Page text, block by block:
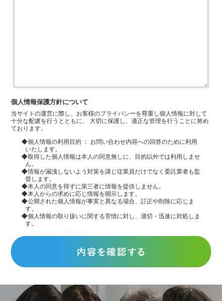
個人情報保護方針について
当サイトの運営に際し、お客様のプライバシーを尊重し個人情報に対して
十分な配慮を行うとともに、 大切に保護し、適正な管理を行うことに努め
ております。
◆個人情報の利用目的 ： お問い合わせ内容への回答のために利用
いたします。
◆取得した個人情報は本人の同意無しに、目的以外では利用しませ
ん。
◆情報が漏洩しないよう対策を講じ従業員だけでなく委託業者も監
督します。
◆本人の同意を得ずに第三者に情報を提供しません。
◆本人からの求めに応じ情報を開示します。
◆公開された個人情報が事実と異なる場合、訂正や削除に応じま
す。
◆個人情報の取り扱いに関する苦情に対し、適切・迅速に対処しま
す。